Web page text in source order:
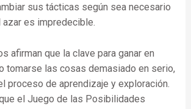
sus tácticas según sea necesario
azar es impredecible.
afirman que la clave para ganar en
tomarse las cosas demasiado en serio,
proceso de aprendizaje y exploración.
el Juego de las Posibilidades